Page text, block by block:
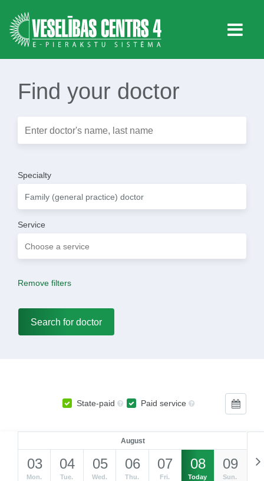
Find your doctor
Specialty
Service
Remove filters
State-paid Paid service
August
03
Mon.
04
Tue.
05
Wed.
06
Thu.
07
Fri.
08
Today
09
Sun.